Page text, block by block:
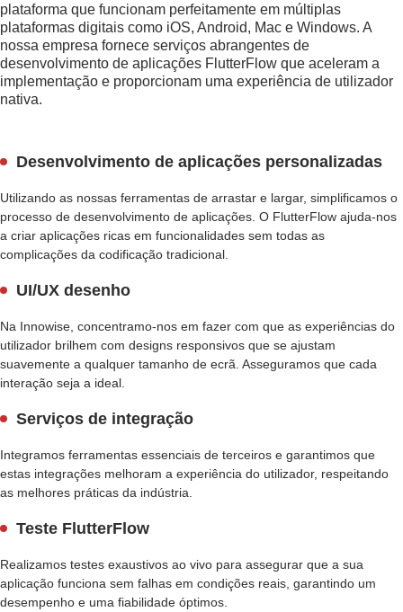
plataforma que funcionam perfeitamente em múltiplas
plataformas digitais como iOS, Android, Mac e Windows. A
nossa empresa fornece serviços abrangentes de
desenvolvimento de aplicações FlutterFlow que aceleram a
implementação e proporcionam uma experiência de utilizador
nativa.
Desenvolvimento de aplicações personalizadas
Utilizando as nossas ferramentas de arrastar e largar, simplificamos o
processo de desenvolvimento de aplicações. O FlutterFlow ajuda-nos
a criar aplicações ricas em funcionalidades sem todas as
complicações da codificação tradicional.
UI/UX desenho
Na Innowise, concentramo-nos em fazer com que as experiências do
utilizador brilhem com designs responsivos que se ajustam
suavemente a qualquer tamanho de ecrã. Asseguramos que cada
interação seja a ideal.
Serviços de integração
Integramos ferramentas essenciais de terceiros e garantimos que
estas integrações melhoram a experiência do utilizador, respeitando
as melhores práticas da indústria.
Teste FlutterFlow
Realizamos testes exaustivos ao vivo para assegurar que a sua
aplicação funciona sem falhas em condições reais, garantindo um
desempenho e uma fiabilidade óptimos.